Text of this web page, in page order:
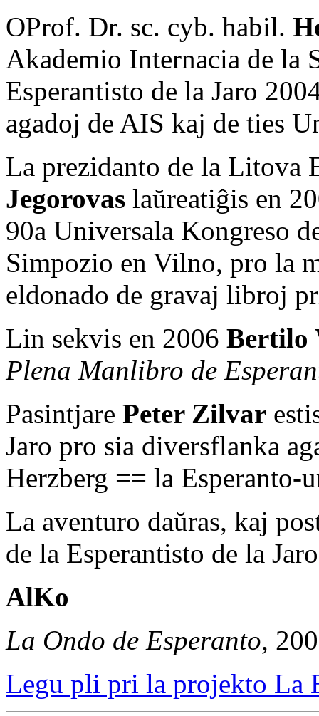
OProf. Dr. sc. cyb. habil.
Akademio Internacia de la
Esperantisto de la Jaro
agadoj de AIS kaj de ties
La prezidanto de la Litova
Jegorovas laŭreatiĝis en
90a Universala Kongreso
Simpozio en Vilno, pro la
eldonado de gravaj libroj
Lin sekvis en 2006 Bertilo
Plena Manlibro de
Pasintjare Peter Zilvar
Jaro pro sia diversflanka
Herzberg == la Esperanto-
La aventuro daŭras, kaj
de la Esperantisto de la
AlKo
La Ondo de Esperanto,
Legu pli pri la projekto La